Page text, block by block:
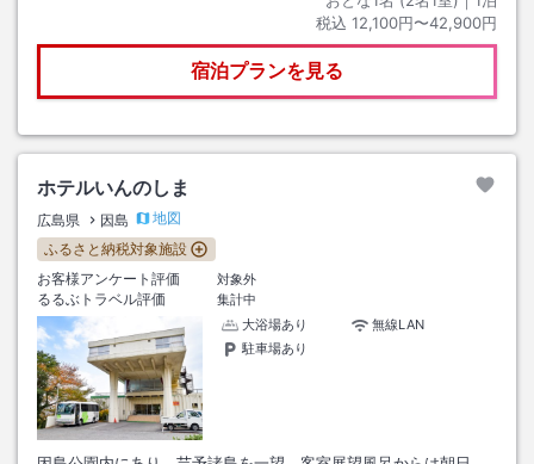
税込 12,100円〜42,900円
宿泊プランを見る
ホテルいんのしま
広島県 因島
地図
ふるさと納税対象施設
お客様アンケート評価
対象外
るるぶトラベル評価
集計中
大浴場あり
無線LAN
駐車場あり